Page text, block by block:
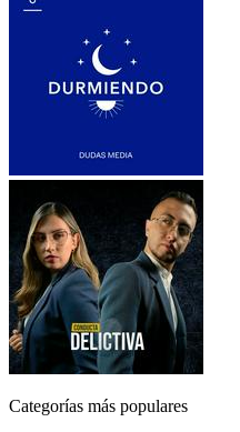
Categorías más populares